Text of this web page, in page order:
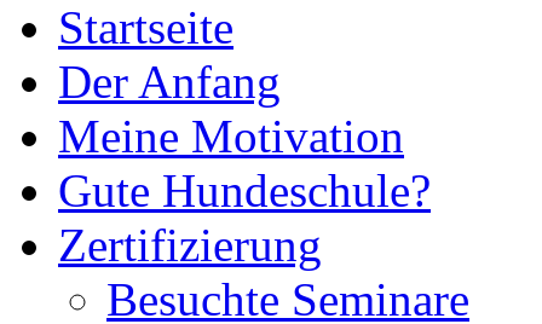
Startseite
Der Anfang
Meine Motivation
Gute Hundeschule?
Zertifizierung
Besuchte Seminare